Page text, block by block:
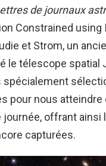
de journaux
Constrained
et Strom, un
le télescope spatial
spécialement
pour nous
offrant ainsi
capturées.